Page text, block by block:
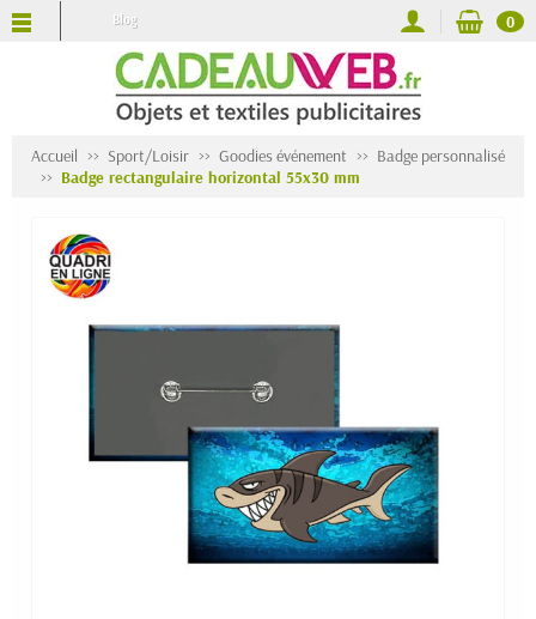
Blog 0
Accueil Sport/Loisir Goodies événement
Badge personnalisé
Badge rectangulaire horizontal 55x30 mm